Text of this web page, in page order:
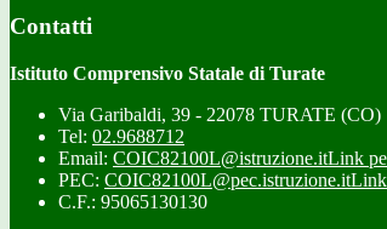
Contatti
Istituto Comprensivo Statale di Turate
Via Garibaldi, 39 - 22078 TURATE (CO)
Tel: 02.9688712
Email: COIC82100L@istruzione.itLink
PEC: COIC82100L@pec.istruzione.itLink
C.F.: 95065130130